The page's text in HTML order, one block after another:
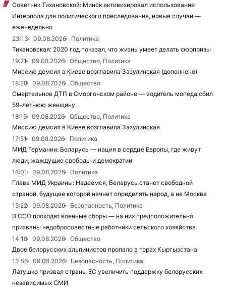
Советник Тихановской: Минск активизировал использование
Интерпола для политического преследования, новые случаи —
еженедельно
23:13
09.08.2026
Политика
Тихановская: 2020 год показал, что жизнь умеет делать сюрпризы
19:21
09.08.2026
Общество, Политика
Миссию демсил в Киеве возглавила Зазулинская (дополнено)
18:28
09.08.2026
Общество
Смертельное ДТП в Сморгонском районе — водитель мопеда сбил
59-летнюю женщину
18:15
09.08.2026
Общество, Политика
Миссию демсил в Киеве возглавила Зазулинская
17:51
09.08.2026
Политика
МИД Германии: Беларусь — нация в сердце Европы, где живут
люди, жаждущие свободы и демократии
16:01
09.08.2026
Политика
Глава МИД Украины: Надеемся, Беларусь станет свободной
страной, будущее которой начнет определять народ, а не Москва
15:22
09.08.2026
Безопасность, Политика
В ССО проходят военные сборы — на них предположительно
призваны недобросовестные работники сельского хозяйства
14:18
09.08.2026
Общество
Двое белорусских альпинистов пропало в горах Кыргызстана
13:56
09.08.2026
Безопасность, Политика
Латушко призвал страны ЕС увеличить поддержку белорусских
независимых СМИ